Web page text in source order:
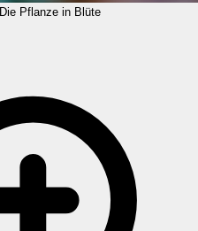
Die Pflanze in Blüte